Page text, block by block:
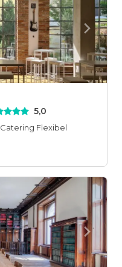
5,0
Catering Flexibel